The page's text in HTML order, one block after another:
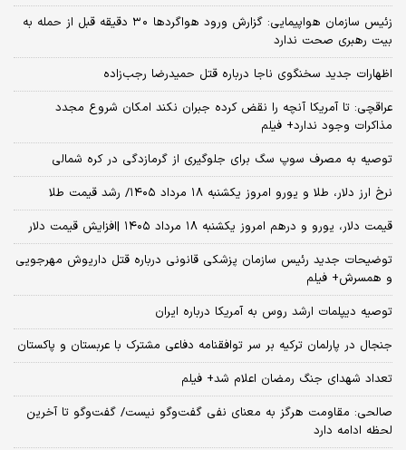
زئیس سازمان هواپیمایی: گزارش ورود هواگردها ٣٠ دقیقه قبل از حمله به
بیت رهبری صحت ندارد
اظهارات جدید سخنگوی ناجا درباره قتل حمیدرضا رجب‌زاده
عراقچی: تا آمریکا آنچه را نقض کرده جبران نکند امکان شروع مجدد
مذاکرات وجود ندارد+ فیلم
توصیه به مصرف سوپ سگ برای جلوگیری از گرمازدگی در کره شمالی
نرخ ارز دلار، طلا و یورو امروز یکشنبه ۱۸ مرداد ۱۴۰۵/ رشد قیمت طلا
قیمت دلار، یورو و درهم امروز یکشنبه ۱۸ مرداد ۱۴۰۵ |افزایش قیمت دلار
توضیحات جدید رئیس سازمان پزشکی قانونی درباره قتل داریوش مهرجویی
و همسرش+ فیلم
توصیه دیپلمات ارشد روس به آمریکا درباره ایران
جنجال در پارلمان ترکیه بر سر توافقنامه دفاعی مشترک با عربستان و پاکستان
تعداد شهدای جنگ رمضان اعلام شد+ فیلم
صالحی: مقاومت هرگز به معنای نفی گفت‌وگو نیست/ گفت‌وگو تا آخرین
لحظه ادامه دارد